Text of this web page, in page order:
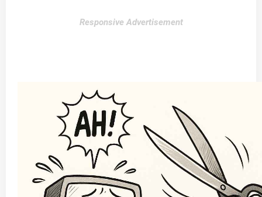
Responsive Advertisement